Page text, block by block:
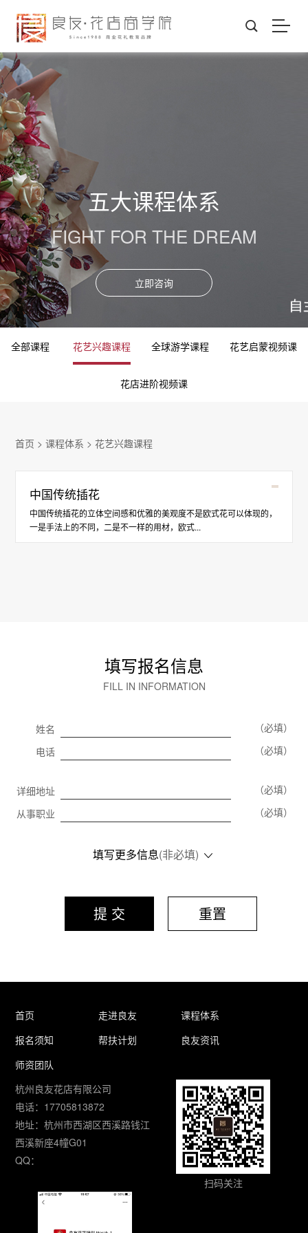
五大课程体系
FIGHT FOR THE DREAM
立即咨询
全部课程 花艺兴趣课程 全球游学课程 花艺启蒙视频课
花店进阶视频课
首页 >课程体系 >花艺兴趣课程
中国传统插花
中国传统插花的立体空间感和优雅的美观度不是欧式花可以体现的，
一是手法上的不同，二是不一样的用材，欧式...
填写报名信息
FILL IN INFORMATION
姓名
（必填）
电话
（必填）
详细地址
（必填）
从事职业
（必填）
填写更多信息(非必填)
提 交 重置
首页 走进良友
课程体系
报名须知
帮扶计划
良友资讯
师资团队
杭州良友花店有限公司
电话：17705813872
地址：杭州市西湖区西溪路钱江
西溪新座4幢G01
QQ：
扫码关注